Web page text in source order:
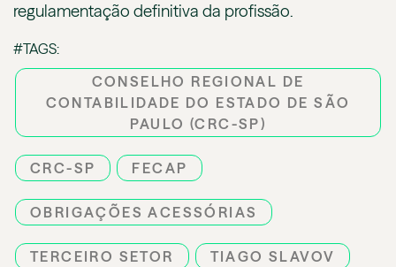
regulamentação definitiva da profissão.
#TAGS:
CONSELHO REGIONAL DE
CONTABILIDADE DO ESTADO DE SÃO
PAULO (CRC-SP)
CRC-SP FECAP
OBRIGAÇÕES ACESSÓRIAS
TERCEIRO SETOR TIAGO SLAVOV